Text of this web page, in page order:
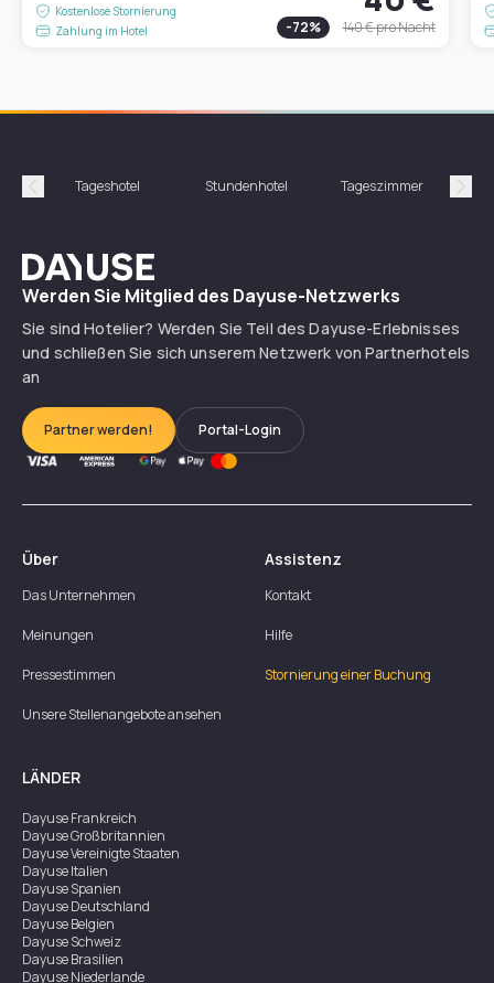
Kostenlose Stornierung
Zahlung im Hotel
-72% 140 €pro Nacht
Précédent
Tageshotel Stundenhotel Tageszimmer
Dayuse
Werden Sie Mitglied des Dayuse-Netzwerks
Sie sind Hotelier? Werden Sie Teil des Dayuse-Erlebnisses
und schließen Sie sich unserem Netzwerk von Partnerhotels
an
Partner werden! Portal-Login
Über
Das Unternehmen
Meinungen
Pressestimmen
Unsere Stellenangebote ansehen
Assistenz
Kontakt
Hilfe
Stornierung einer Buchung
LÄNDER
DayuseFrankreich
DayuseGroßbritannien
DayuseVereinigte Staaten
DayuseItalien
DayuseSpanien
DayuseDeutschland
DayuseBelgien
DayuseSchweiz
DayuseBrasilien
DayuseNiederlande